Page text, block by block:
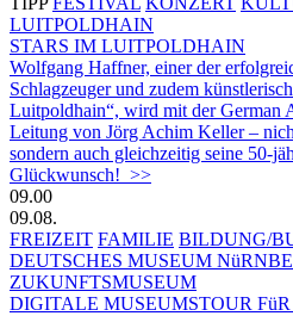
LUITPOLDHAIN
STARS IM LUITPOLDHAIN
Wolfgang Haffner, einer der
Schlagzeuger und zudem
Luitpoldhain“, wird mit der German
Leitung von Jörg Achim Keller –
sondern auch gleichzeitig seine 50-
Glückwunsch! >>
09.00
09.08.
FREIZEIT FAMILIE BILDUNG/
DEUTSCHES MUSEUM
ZUKUNFTSMUSEUM
DIGITALE MUSEUMSTOUR